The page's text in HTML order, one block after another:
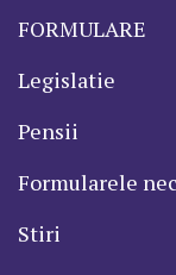
FORMULARE
Legislatie
Pensii
Formularele
Stiri